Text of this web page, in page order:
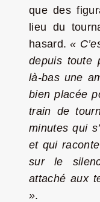
que des
lieu du
hasard. «
depuis toute
là-bas une
bien placée
train de
minutes qui
et qui
sur le
attaché aux
».